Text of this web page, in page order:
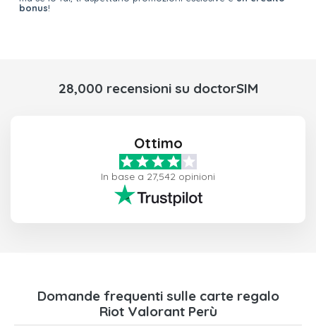
bonus!
28,000 recensioni su doctorSIM
Ottimo
In base a 27,542 opinioni
Domande frequenti sulle carte regalo
Riot Valorant Perù